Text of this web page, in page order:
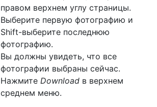
правом верхнем углу страницы.
Выберите первую фотографию и
Shift-выберите последнюю
фотографию.
Вы должны увидеть, что все
фотографии выбраны сейчас.
Нажмите Download в верхнем
среднем меню.